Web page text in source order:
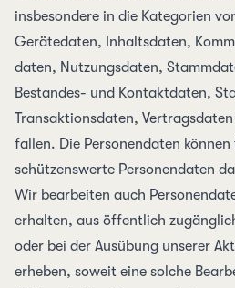
insbesondere in die Kategorien
Gerätedaten, Inhalts­daten,
daten, Nutzungs­daten,
Bestandes- und Kontakt­daten,
Transaktions­daten,
fallen. Die Personen­daten
schützens­werte Personen­daten
Wir bearbeiten auch
erhalten, aus öffentlich
oder bei der Ausübung unserer
erheben, soweit eine solche